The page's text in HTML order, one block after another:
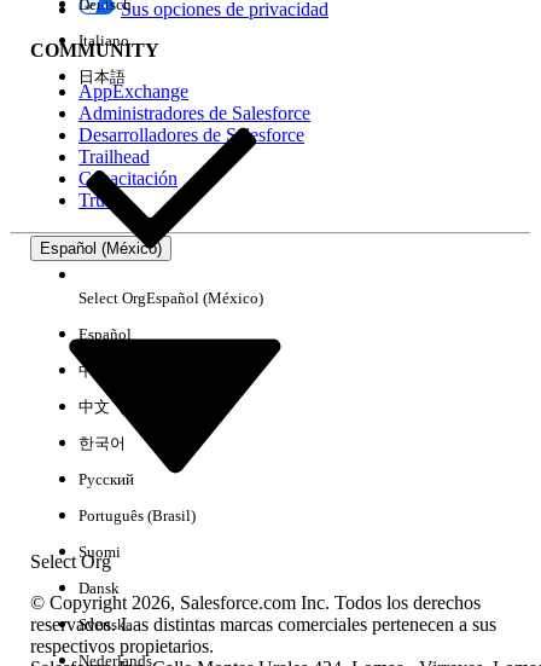
Edición
Experiencia
No hay resultados
Sus opciones de privacidad
COMMUNITY
AppExchange
Administradores de Salesforce
Desarrolladores de Salesforce
Trailhead
Capacitación
Trust
Español (México)
Select Org
Deutsch
Italiano
日本語
Select OrgEspañol (México)
Español
中文（简体）
中文（繁體）
한국어
Русский
Português (Brasil)
Suomi
Dansk
Svenska
Nederlands
© Copyright 2026, Salesforce.com Inc. Todos los derechos
reservados. Las distintas marcas comerciales pertenecen a sus
respectivos propietarios.